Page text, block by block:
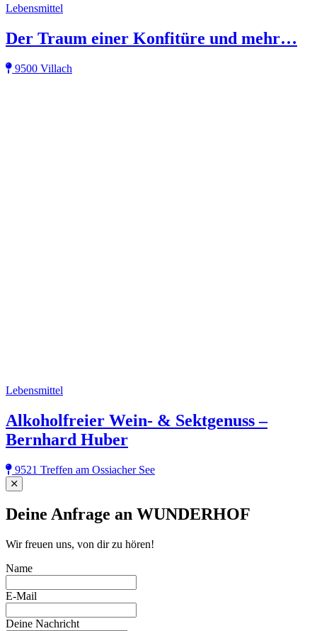
Lebensmittel
Der Traum einer Konfitüre und mehr…
9500 Villach
Lebensmittel
Alkoholfreier Wein- & Sektgenuss –
Bernhard Huber
9521 Treffen am Ossiacher See
Close
Deine Anfrage an WUNDERHOF
Wir freuen uns, von dir zu hören!
Name
E-Mail
Deine Nachricht